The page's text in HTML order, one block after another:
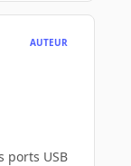
AUTEUR
ports USB